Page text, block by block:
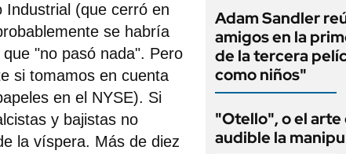
(que cerró en
se habría
"no pasó nada". Pero
si tomamos en cuenta
en el NYSE). Si
y bajistas no
la víspera. Más de diez
Adam Sandler
amigos en la
de la tercera
como niños"
"Otello", o el arte
audible la